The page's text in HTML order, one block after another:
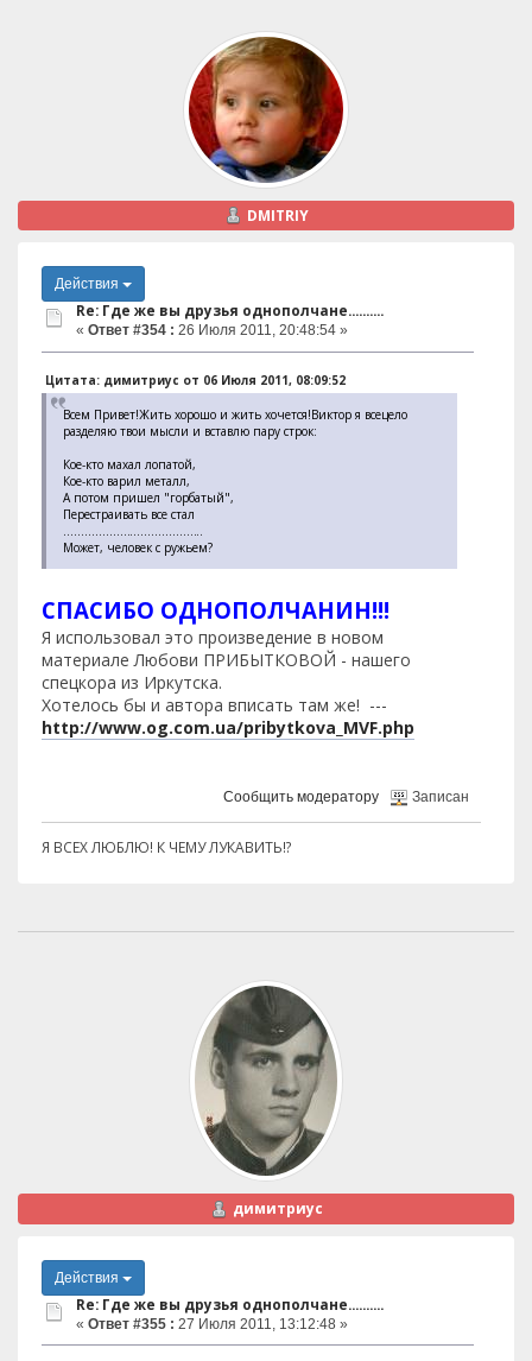
DMITRIY
Действия
Re: Где же вы друзья однополчане..........
« Ответ #354 : 26 Июля 2011, 20:48:54 »
Цитата: димитриус от 06 Июля 2011, 08:09:52
Всем Привет!Жить хорошо и жить хочется!Виктор я всецело
разделяю твои мысли и вставлю пару строк:
Кое-кто махал лопатой,
Кое-кто варил металл,
А потом пришел "горбатый",
Перестраивать все стал
Может, человек с ружьем?
СПАСИБО ОДНОПОЛЧАНИН!!!
Я использовал это произведение в новом
материале Любови ПРИБЫТКОВОЙ - нашего
спецкора из Иркутска.
Хотелось бы и автора вписать там же! ---
http://www.og.com.ua/pribytkova_MVF.php
Сообщить модератору Записан
Я ВСЕХ ЛЮБЛЮ! К ЧЕМУ ЛУКАВИТЬ!?
димитриус
Действия
Re: Где же вы друзья однополчане..........
« Ответ #355 : 27 Июля 2011, 13:12:48 »